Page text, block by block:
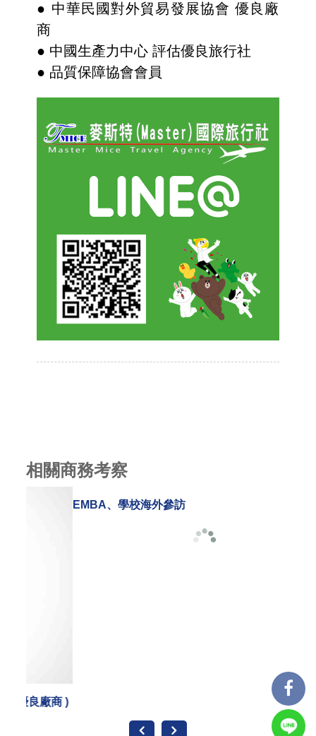
● 中華民國對外貿易發展協會 優良廠
商
● 中國生產力中心 評估優良旅行社
● 品質保障協會會員
相關商務考察